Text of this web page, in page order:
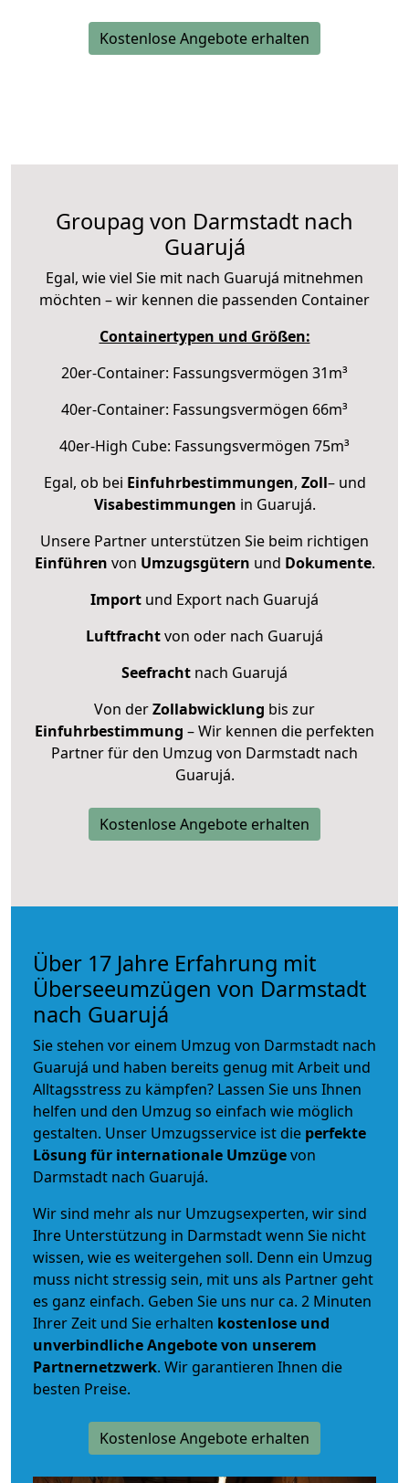
Kostenlose Angebote erhalten
Groupag von Darmstadt nach
Guarujá
Egal, wie viel Sie mit nach Guarujá mitnehmen
möchten – wir kennen die passenden Container
Containertypen und Größen:
20er-Container: Fassungsvermögen 31m³
40er-Container: Fassungsvermögen 66m³
40er-High Cube: Fassungsvermögen 75m³
Egal, ob bei Einfuhrbestimmungen, Zoll– und
Visabestimmungen in Guarujá.
Unsere Partner unterstützen Sie beim richtigen
Einführen von Umzugsgütern und Dokumente.
Import und Export nach Guarujá
Luftfrachtvon oder nach Guarujá
Seefracht nach Guarujá
Von derZollabwicklung bis zur
Einfuhrbestimmung – Wir kennen die perfekten
Partner für den Umzug von Darmstadt nach
Guarujá.
Kostenlose Angebote erhalten
Über 17 Jahre Erfahrung mit
Überseeumzügen von Darmstadt
nach Guarujá
Sie stehen vor einem Umzug von Darmstadt nach
Guarujá und haben bereits genug mit Arbeit und
Alltagsstress zu kämpfen? Lassen Sie uns Ihnen
helfen und den Umzug so einfach wie möglich
gestalten. Unser Umzugsservice ist die perfekte
Lösung für internationale Umzügevon
Darmstadt nach Guarujá.
Wir sind mehr als nur Umzugsexperten, wir sind
Ihre Unterstützung in Darmstadt wenn Sie nicht
wissen, wie es weitergehen soll. Denn ein Umzug
muss nicht stressig sein, mit uns als Partner geht
es ganz einfach. Geben Sie uns nur ca. 2 Minuten
Ihrer Zeit und Sie erhalten kostenlose und
unverbindlicheAngebote von unserem
Partnernetzwerk. Wir garantieren Ihnen die
besten Preise.
Kostenlose Angebote erhalten